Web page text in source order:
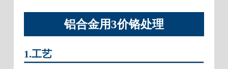
铝合金用3价铬处理
1.工艺